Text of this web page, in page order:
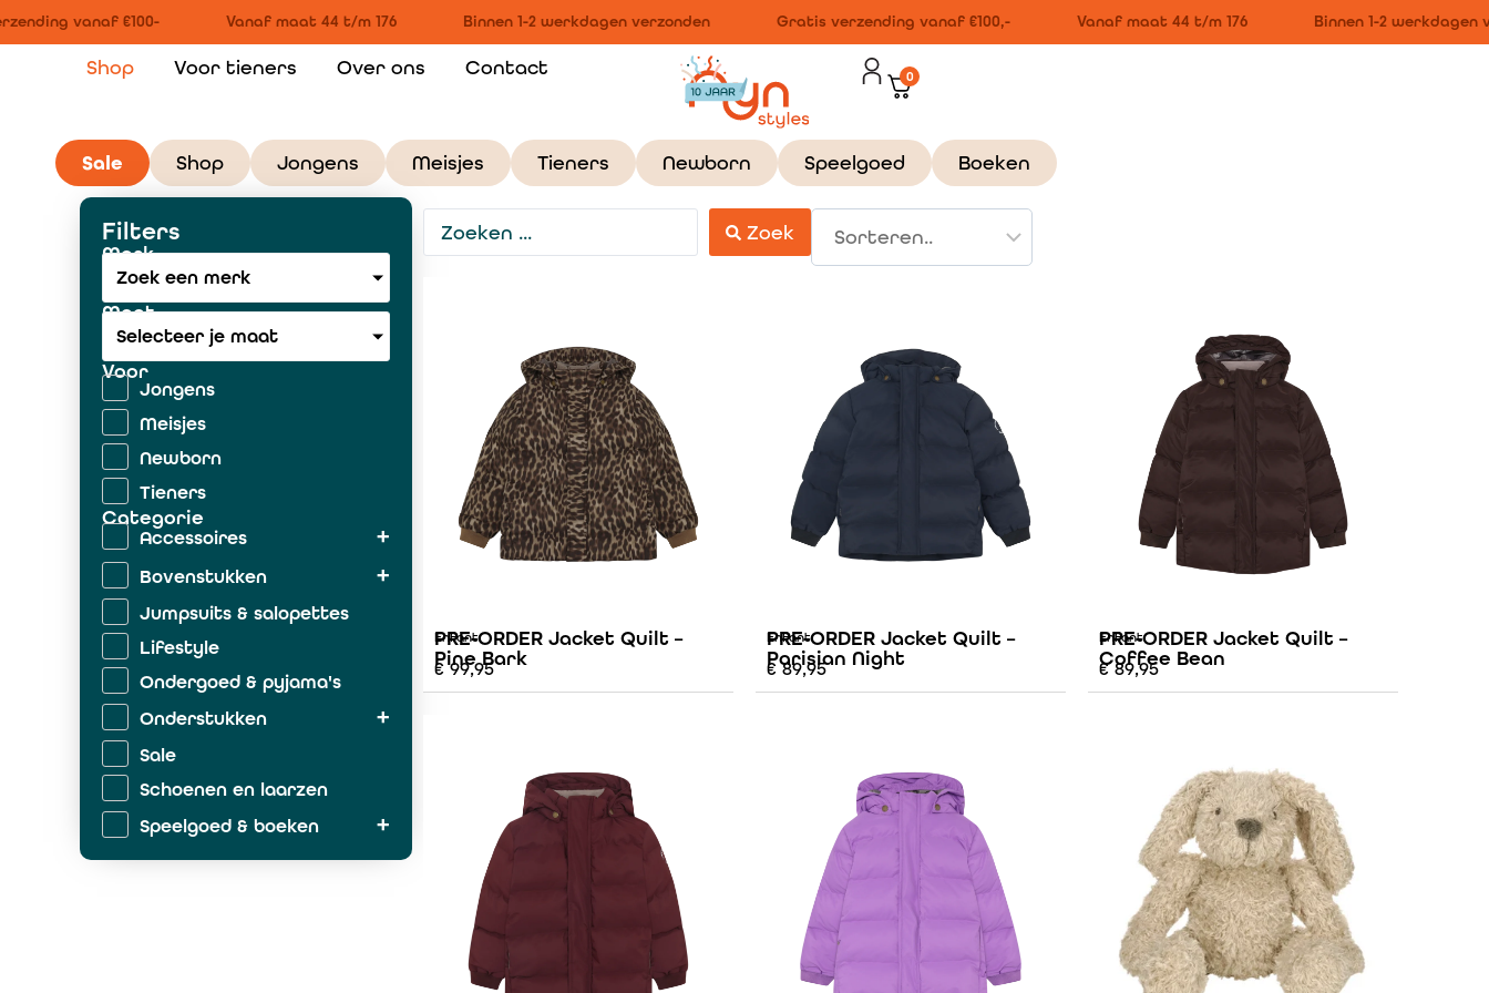
vanaf €100- Vanaf maat 44 t/m 176 Binnen 1-2 werkdagen verzonden Gratis verzending vanaf €100,- Vanaf maat 44 t/m 176 Binnen 1-2 werkdagen
Shop Voor tieners Over ons Contact 0
Sale Shop Jongens Meisjes Tieners Newborn Speelgoed Boeken
Filters
Merk
Zoek een merk
Maat
Selecteer je maat
Voor
Jongens
Meisjes
Newborn
Tieners
Categorie
Accessoires
Bovenstukken
Jumpsuits & salopettes
Lifestyle
Ondergoed & pyjama's
Onderstukken
Sale
Schoenen en laarzen
Speelgoed & boeken
Zwemkleding
Zoek
Enfant
PRE-ORDER Jacket Quilt –
Pine Bark
€ 99,95
Enfant
PRE-ORDER Jacket Quilt –
Parisian Night
€89,95
Enfant
PRE-ORDER Jacket Quilt –
Coffee Bean
€89,95